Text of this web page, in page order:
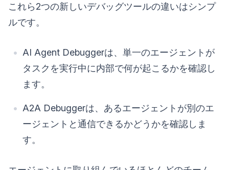
これら2つの新しいデバッグツールの違いはシンプ
ルです。
AI Agent Debuggerは、単一のエージェントが
タスクを実行中に内部で何が起こるかを確認し
ます。
A2A Debuggerは、あるエージェントが別のエ
ージェントと通信できるかどうかを確認しま
す。